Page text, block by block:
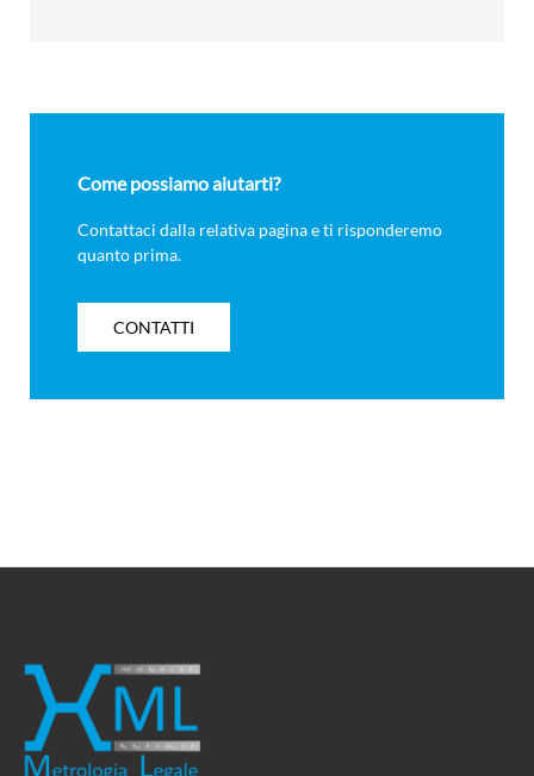
Come possiamo aiutarti?
Contattaci dalla relativa pagina e ti risponderemo
quanto prima.
CONTATTI